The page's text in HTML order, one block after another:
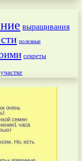
выращивания
полезные
секреты
участке